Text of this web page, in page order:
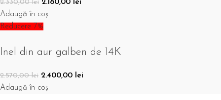
2.330,00lei 2.180,00 lei
Adaugă în coș
Reducere 7%
Inel din aur galben de 14K
2.570,00lei 2.400,00 lei
Adaugă în coș